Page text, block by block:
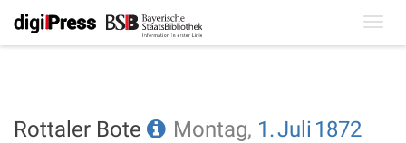
Rottaler Bote Montag, 1.Juli 1872